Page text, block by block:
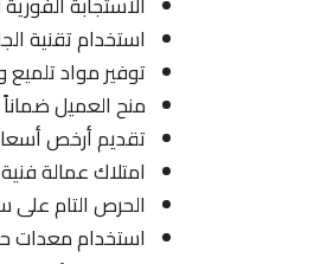
استخدام تقنية
توفير مواد
منح العميل
تقديم أرخص
امتلاك عمالة
الحرص التام على
استخدام معدات